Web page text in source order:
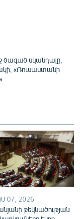
ծագած սկանդալը,
«Ռուսաստանի
07, 2026
թեկնածության